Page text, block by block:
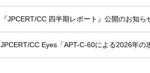
『JPCERT/CC 四半期レポート』公開のお知ら
JPCERT/CC Eyes「APT-C-60による2026年の